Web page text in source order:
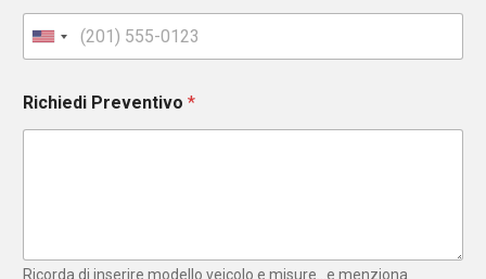
U
n
t
e
e
Richiedi Preventivo *
Ricorda di inserire modello veicolo e misure...e menziona